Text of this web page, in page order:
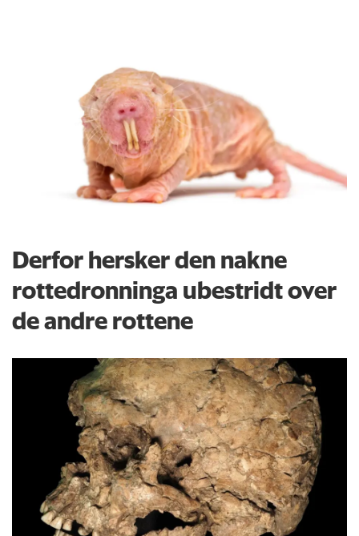
Derfor hersker den nakne
rottedronninga ubestridt over
de andre rottene